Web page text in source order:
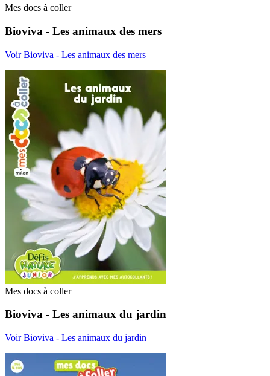
Mes docs à coller
Bioviva - Les animaux des mers
Voir Bioviva - Les animaux des mers
Mes docs à coller
Bioviva - Les animaux du jardin
Voir Bioviva - Les animaux du jardin